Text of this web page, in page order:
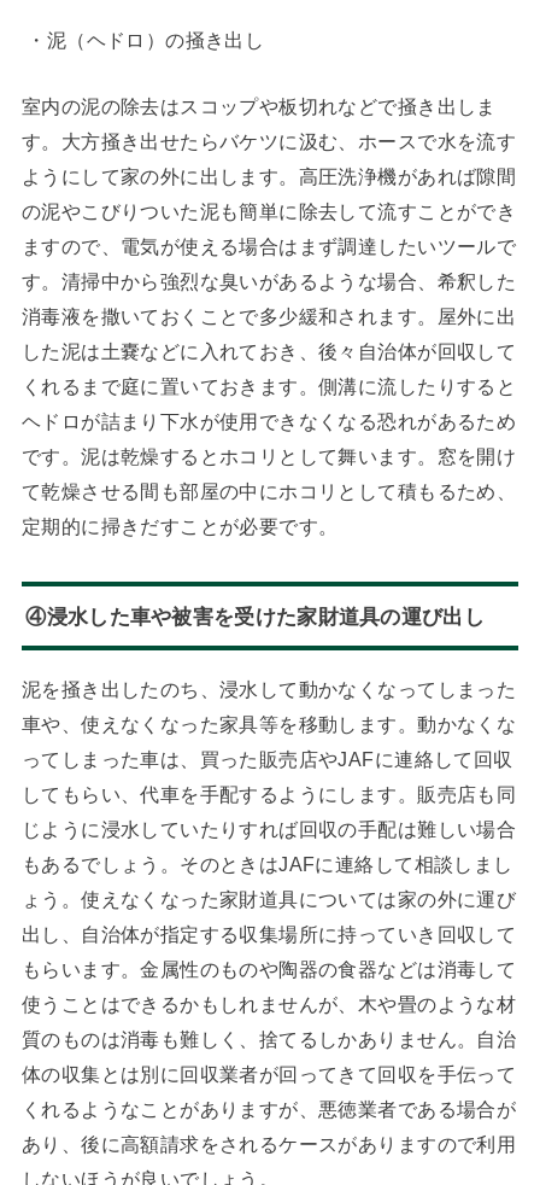
・泥（ヘドロ）の掻き出し
室内の泥の除去はスコップや板切れなどで掻き出しま
す。大方掻き出せたらバケツに汲む、ホースで水を流す
ようにして家の外に出します。高圧洗浄機があれば隙間
の泥やこびりついた泥も簡単に除去して流すことができ
ますので、電気が使える場合はまず調達したいツールで
す。清掃中から強烈な臭いがあるような場合、希釈した
消毒液を撒いておくことで多少緩和されます。屋外に出
した泥は土嚢などに入れておき、後々自治体が回収して
くれるまで庭に置いておきます。側溝に流したりすると
ヘドロが詰まり下水が使用できなくなる恐れがあるため
です。泥は乾燥するとホコリとして舞います。窓を開け
て乾燥させる間も部屋の中にホコリとして積もるため、
定期的に掃きだすことが必要です。
④浸水した車や被害を受けた家財道具の運び出し
泥を掻き出したのち、浸水して動かなくなってしまった
車や、使えなくなった家具等を移動します。動かなくな
ってしまった車は、買った販売店やJAFに連絡して回収
してもらい、代車を手配するようにします。販売店も同
じように浸水していたりすれば回収の手配は難しい場合
もあるでしょう。そのときはJAFに連絡して相談しまし
ょう。使えなくなった家財道具については家の外に運び
出し、自治体が指定する収集場所に持っていき回収して
もらいます。金属性のものや陶器の食器などは消毒して
使うことはできるかもしれませんが、木や畳のような材
質のものは消毒も難しく、捨てるしかありません。自治
体の収集とは別に回収業者が回ってきて回収を手伝って
くれるようなことがありますが、悪徳業者である場合が
あり、後に高額請求をされるケースがありますので利用
しないほうが良いでしょう。